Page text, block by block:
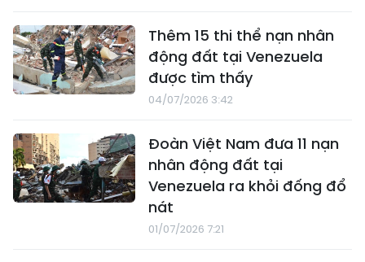
Thêm 15 thi thể nạn nhân
động đất tại Venezuela
được tìm thấy
04/07/2026 3:42
Đoàn Việt Nam đưa 11 nạn
nhân động đất tại
Venezuela ra khỏi đống đổ
nát
01/07/2026 7:21